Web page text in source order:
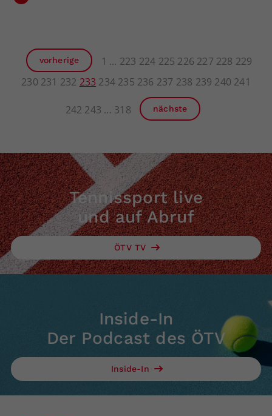
vorherige 1 223 224 225 226 227 228 229
230 231 232 233 234 235 236 237 238 239 240 241
242 243 318 nächste
Tennissport live
und auf Abruf
ÖTV TV
Inside-In
Der Podcast des ÖTV
Inside-In